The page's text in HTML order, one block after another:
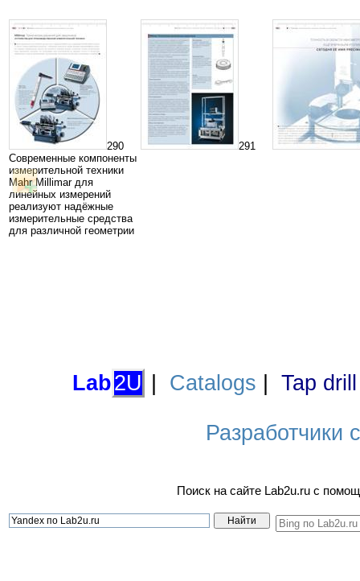
290
Современные компоненты
измерительной техники
Mahr Millimar для
линейных измерений
реализуют надёжные
измерительные средства
для различной геометрии
291
Lab2U Catalogs Tap
Разработчики
Поиск на сайте Lab2u.ru с